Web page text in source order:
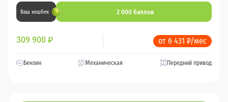
Ваш кешбек 2 000 баллов
309 900 ₽ от 6 431 ₽/мес
Бензин Механическая Передний привод